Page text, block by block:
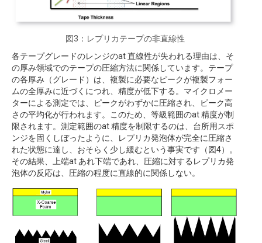
図3：レプリカテープの非直線性
各テープグレードのレンジのat 直線性が失われる理由は、そ
の厚み領域でのテープの圧縮方法に関係しています。テープ
の各厚み（グレード）は、複製に必要なピークが複製フォー
ムの全厚みに近づくにつれ、精度が低下する。マイクロメー
ターによる測定では、ピークがわずかに圧縮され、ピーク高
さの平均化が行われます。このため、等級範囲のat 精度が制
限されます。測定範囲のat 精度を制限するのは、台所用スポ
ンジを固くしぼったように、レプリカ発泡体が完全に圧縮さ
れた状態に達し、おそらく少し緩むという事実です（図4）。
その結果、上端at あれ下端であれ、圧縮に対するレプリカ発
泡体の反応は、圧縮の程度に直線的に関係しない。